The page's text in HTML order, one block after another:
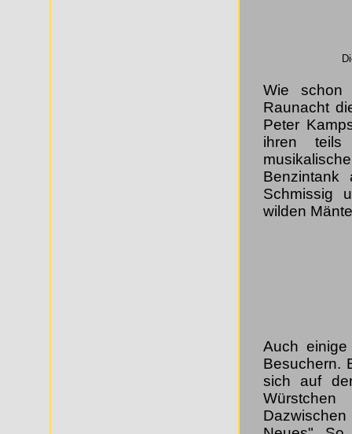
Wie
Raunacht
Peter
ihren teils
Schmissig
wilden
Auch
Besuchern.
sich auf